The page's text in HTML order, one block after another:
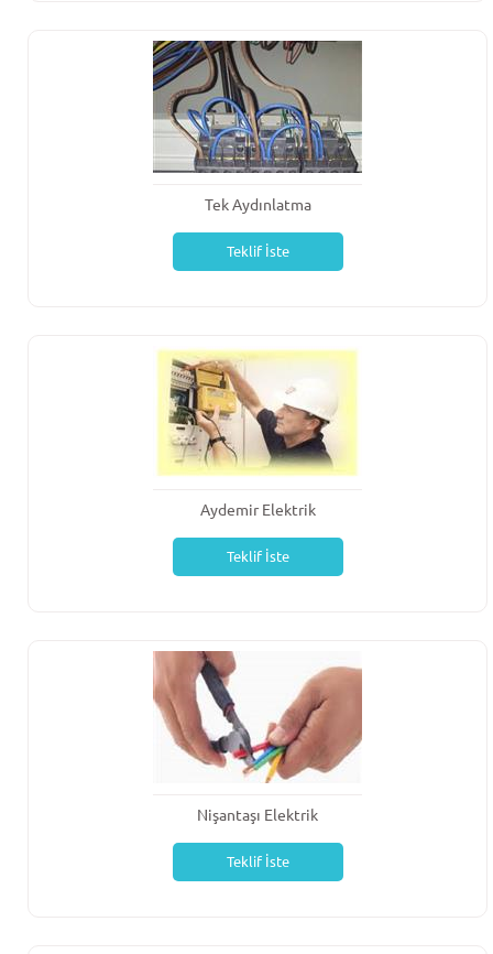
Tek Aydınlatma
Teklif İste
Aydemir Elektrik
Teklif İste
Nişantaşı Elektrik
Teklif İste